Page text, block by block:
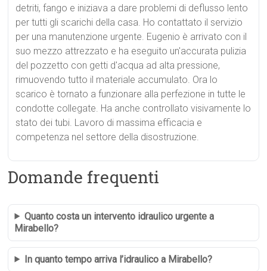
detriti, fango e iniziava a dare problemi di deflusso lento
per tutti gli scarichi della casa. Ho contattato il servizio
per una manutenzione urgente. Eugenio è arrivato con il
suo mezzo attrezzato e ha eseguito un'accurata pulizia
del pozzetto con getti d'acqua ad alta pressione,
rimuovendo tutto il materiale accumulato. Ora lo
scarico è tornato a funzionare alla perfezione in tutte le
condotte collegate. Ha anche controllato visivamente lo
stato dei tubi. Lavoro di massima efficacia e
competenza nel settore della disostruzione.
Domande frequenti
Quanto costa un intervento idraulico urgente a
Mirabello?
In quanto tempo arriva l’idraulico a Mirabello?